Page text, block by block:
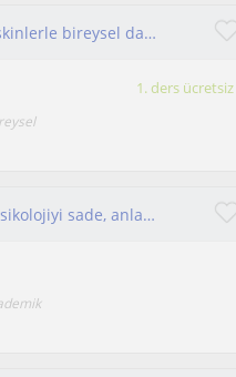
Psikolojik Danışman olarak çocuklar, ergenler ve yetişkinlerle bireysel danışmanlık süreci yürütüyorum
1. ders ücretsiz
Başarı, doğru rehberlik ve etkili öğrenmeyle başlar. Psikolojiyi sade, anlaşılır ve keyifli hale getiriyorum.